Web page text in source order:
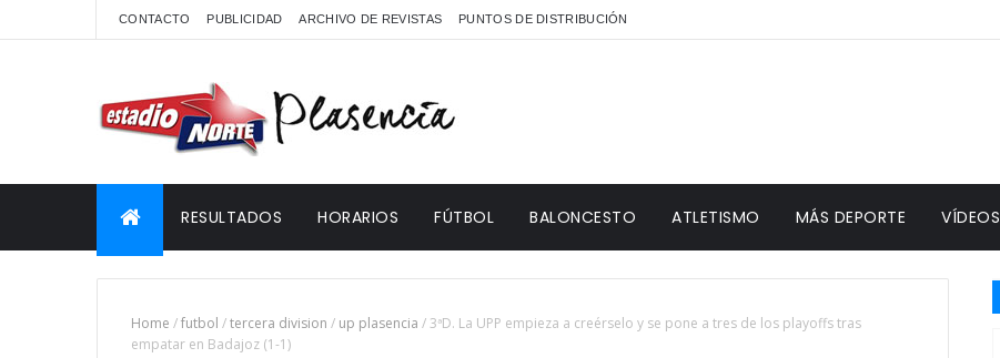
CONTACTO PUBLICIDAD ARCHIVO DE REVISTAS PUNTOS DE DISTRIBUCIÓN
RESULTADOS HORARIOS FÚTBOL BALONCESTO ATLETISMO MÁS DEPORTE VÍDEOS
Home /futbol /tercera division / up plasencia /3ªD. La UPP empieza a creérselo y se pone a tres de los playoffs tras
empatar en Badajoz (1-1)